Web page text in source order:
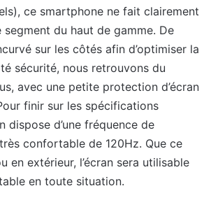
ce smartphone ne fait clairement
segment du haut de gamme. De
sur les côtés afin d’optimiser la
sécurité, nous retrouvons du
avec une petite protection d’écran
finir sur les spécifications
dispose d’une fréquence de
confortable de 120Hz. Que ce
en extérieur, l’écran sera utilisable
en toute situation.